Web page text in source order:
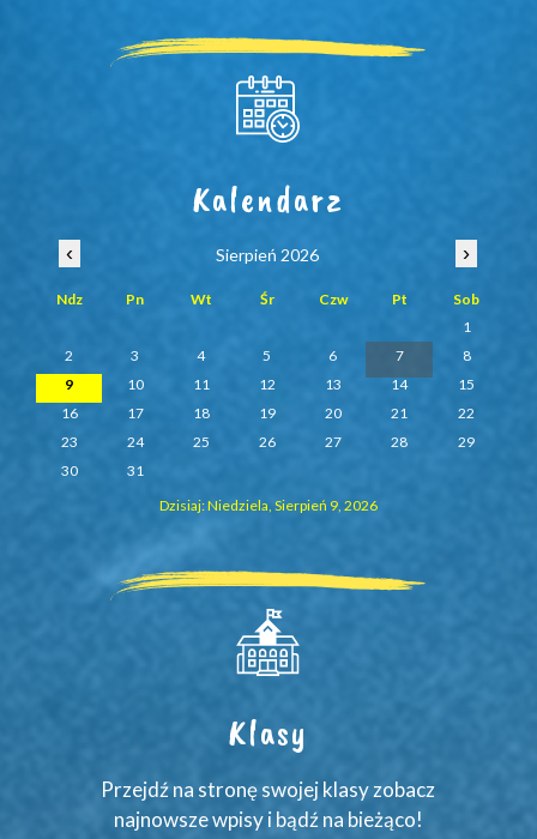
Kalendarz
‹ Sierpień 2026 ›
Ndz Pn Wt Śr Czw Pt
Sob
1
2
3 4 5 6 7
8
9
10 11 12 13 14
15
16
17 18 19 20 21
22
23
24 25 26 27 28
29
30
31
Dzisiaj: Niedziela, Sierpień 9, 2026
Klasy
Przejdź na stronę swojej klasy zobacz
najnowsze wpisy i bądź na bieżąco!